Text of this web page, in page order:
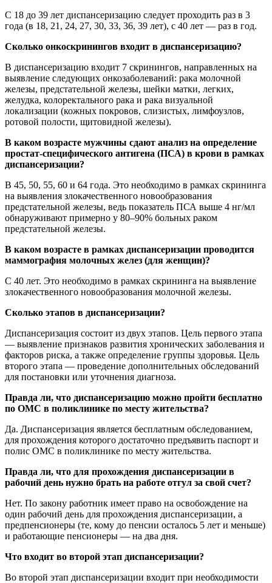
С 18 до 39 лет диспансеризацию следует проходить раз в 3
года (в 18, 21, 24, 27, 30, 33, 36, 39 лет), с 40 лет — раз в год.
Сколько онкоскринингов входит в диспансеризацию?
В диспансеризацию входит 7 скринингов, направленных на
выявление следующих онкозаболеваний: рака молочной
железы, предстательной железы, шейки матки, легких,
желудка, колоректального рака и рака визуальной
локализации (кожных покровов, слизистых, лимфоузлов,
ротовой полости, щитовидной железы).
В каком возрасте мужчины сдают анализ на определение
простат-специфического антигена (ПСА) в крови в рамках
диспансеризации?
В 45, 50, 55, 60 и 64 года. Это необходимо в рамках скрининга
на выявления злокачественного новообразования
предстательной железы, ведь показатель ПСА выше 4 нг/мл
обнаруживают примерно у 80–90% больных раком
предстательной железы.
В каком возрасте в рамках диспансеризации проводится
маммография молочных желез (для женщин)?
С 40 лет. Это необходимо в рамках скрининга на выявление
злокачественного новообразования молочной железы.
Сколько этапов в диспансеризации?
Диспансеризация состоит из двух этапов. Цель первого этапа
— выявление признаков развития хронических заболевания и
факторов риска, а также определение группы здоровья. Цель
второго этапа — проведение дополнительных обследований
для постановки или уточнения диагноза.
Правда ли, что диспансеризацию можно пройти бесплатно
по ОМС в поликлинике по месту жительства?
Да. Диспансеризация является бесплатным обследованием,
для прохождения которого достаточно предъявить паспорт и
полис ОМС в поликлинике по месту жительства.
Правда ли, что для прохождения диспансеризации в
рабочий день нужно брать на работе отгул за свой счет?
Нет. По закону работник имеет право на освобождение на
один рабочий день для прохождения диспансеризации, а
предпенсионеры (те, кому до пенсии осталось 5 лет и меньше)
и работающие пенсионеры — на два дня.
Что входит во второй этап диспансеризации?
Во второй этап диспансеризации входит при необходимости